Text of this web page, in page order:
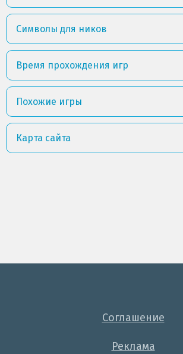
Символы для ников
Время прохождения игр
Похожие игры
Карта сайта
Соглашение
Реклама